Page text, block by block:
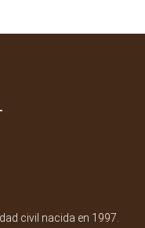
civil nacida en 1997.